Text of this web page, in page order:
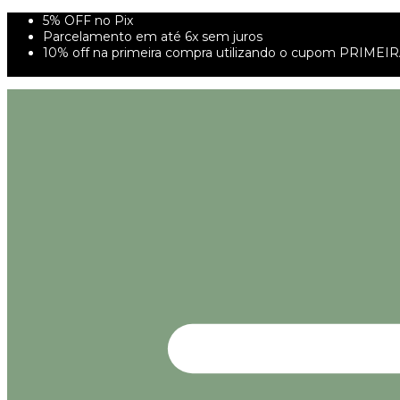
5% OFF no Pix
Parcelamento em até 6x sem juros
10% off na primeira compra utilizando o cupom